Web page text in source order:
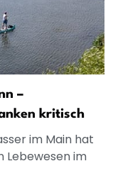
–
kritisch
im Main hat
Lebewesen im